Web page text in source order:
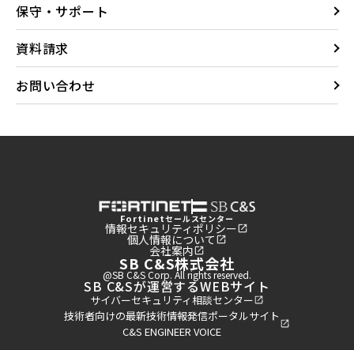
保守・サポート
資料請求
お問い合わせ
Fortinetセールスセンター
情報セキュリティポリシー
個人情報について
会社案内
SB C&S株式会社
@SB C&S Corp. All rights reserved.
SB C&Sが運営するWEBサイト
サイバーセキュリティ相談センター
技術者向けの最新技術情報発信ポータルサイト
C&S ENGINEER VOICE